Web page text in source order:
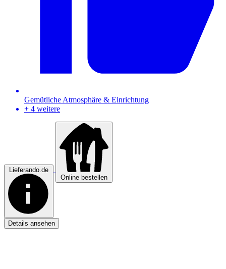
Gemütliche Atmosphäre & Einrichtung
+ 4 weitere
Lieferando.de
Online bestellen
Details ansehen